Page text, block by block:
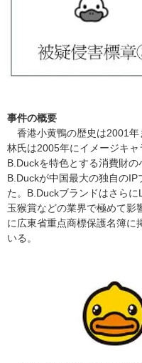
事件の概要
香港小黄鴨の歴史は2001年
林氏は2005年にイメージキャ
B.Duckを特色とする消費財の
B.Duckが中国最大の独自の
た。B.Duckブランドはさらに
玉猴賞などの業界で極めて影
に広東省重点商標保護名簿に
いる。